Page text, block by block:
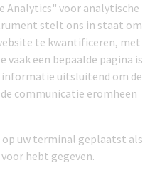
Analytics" voor analytische
stelt ons in staat om
te kwantificeren, met
vaak een bepaalde pagina is
informatie uitsluitend om de
communicatie eromheen
op uw terminal geplaatst als
hebt gegeven.